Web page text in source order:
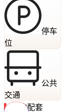
停车
位
公共
交通
周边配套